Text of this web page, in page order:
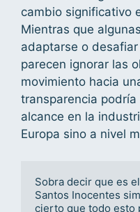
cambio significativo
Mientras que
adaptarse o
parecen ignorar las
movimiento hacia
transparencia
alcance en la
Europa sino a nivel
Sobra decir que es
Santos Inocentes
cierto que todo esto